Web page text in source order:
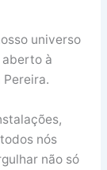
universo
aberto à
Pereira.
nós
não só